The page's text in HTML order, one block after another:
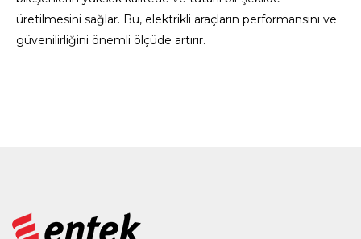
üretilmesini sağlar. Bu, elektrikli araçların performansını ve
güvenilirliğini önemli ölçüde artırır.